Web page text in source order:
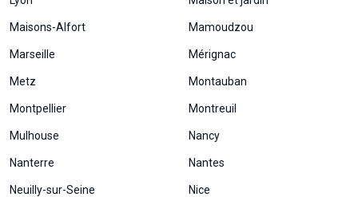
Maisons-Alfort Mamoudzou
Marseille Mérignac
Metz Montauban
Montpellier Montreuil
Mulhouse Nancy
Nanterre Nantes
Neuilly-sur-Seine Nice